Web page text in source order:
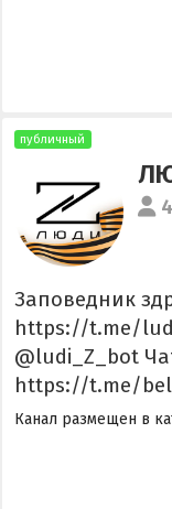
публичный
Заповедник
https://t.me/
@ludi_Z_bot
https://t.me/
Канал размещен в